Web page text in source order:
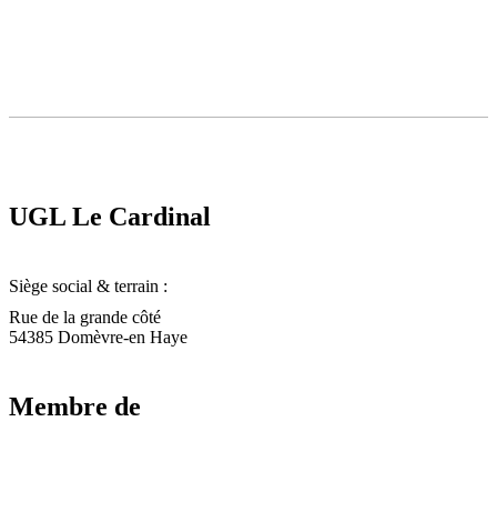
UGL Le Cardinal
Siège social & terrain :
Rue de la grande côté
54385 Domèvre-en Haye
Membre de